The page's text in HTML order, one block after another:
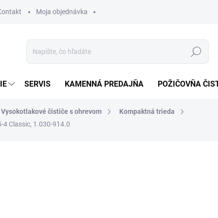
Moja objednávka
Hľadať
SERVIS KAMENNÁ PREDAJŇA POŽIČOVŇA
Vysokotlakové čističe s ohrevom
Kompaktná trieda
Classic, 1.030-914.0